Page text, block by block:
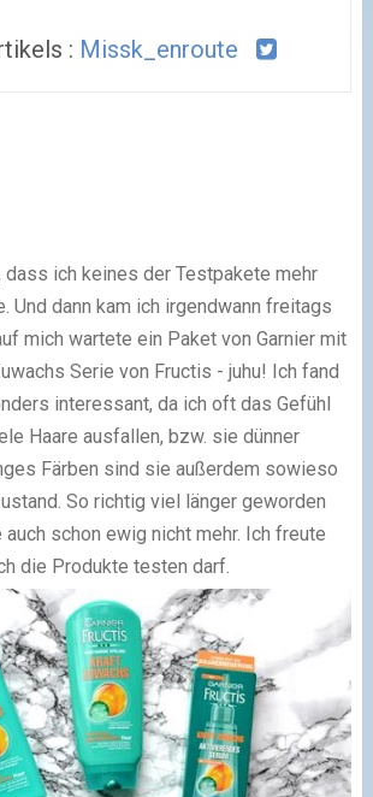
: Missk_enroute
dass ich keines der Testpakete mehr
Und dann kam ich irgendwann freitags
mich wartete ein Paket von Garnier mit
Serie von Fructis - juhu! Ich fand
interessant, da ich oft das Gefühl
Haare ausfallen, bzw. sie dünner
Färben sind sie außerdem sowieso
So richtig viel länger geworden
auch schon ewig nicht mehr. Ich freute
die Produkte testen darf.